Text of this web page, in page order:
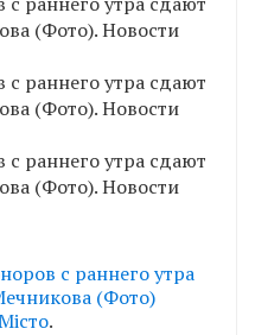
с раннего утра
(Фото)
.